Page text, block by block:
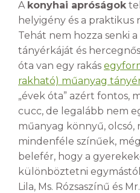
A konyhai apróságok
helyigény és a
Tehát nem hozza senki
tányérkáját és
óta van egy rakás
rakható) műanyag
„évek óta” azért fontos,
cucc, de legalább nem
műanyag könnyű, olcsó,
mindenféle színűek,
belefér, hogy a
különböztetni
Lila, Ms. Rózsaszínű és